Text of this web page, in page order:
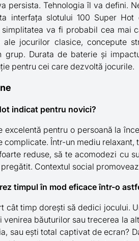
persista. Tehnologia îl va defini.
interfața slotului 100 Super
simplitatea va fi probabil cea mai
ale jocurilor clasice, concepute
grup. Durata de baterie și
pentru cei care dezvoltă jocurile.
indicat pentru novici?
excelentă pentru o persoană la
complicate. Într-un mediu
reduse, să te acomodezi cu
Contextul social
timpul în mod eficace într-o
cât timp dorești să dedici jocului.
venirea băuturilor sau trecerea la
sau ești total captivat de ecran?